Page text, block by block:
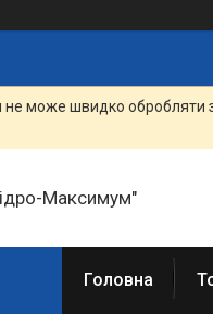
не може швидко обробляти
Максимум"
Головна